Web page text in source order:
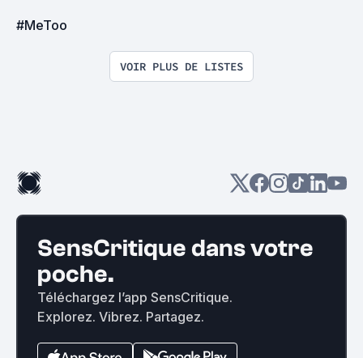
#MeToo
VOIR PLUS DE LISTES
SensCritique dans votre
poche.
Téléchargez l’app SensCritique.
Explorez. Vibrez. Partagez.